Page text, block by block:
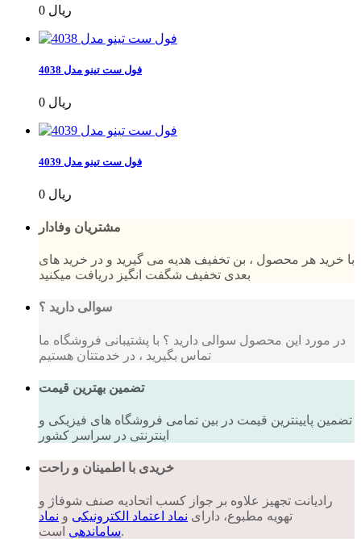
0 ریال
فول ست تینو مدل 4038
0 ریال
فول ست تینو مدل 4039
0 ریال
مشتریان وفادار
با خرید هر محصول ، بن تخفیف هدیه می گیرید و در خرید های
بعدی تخفیف شگفت انگیز دریافت میکنید
سوالی دارید ؟
در مورد این محصول سوالی دارید ؟ با پشتیبانی فروشگاه ما
تماس بگیرید ، در خدمتتان هستیم
تضمین بهترین قیمت
تضمین پایینترین قیمت در بین تمامی فروشگاه های فیزیکی و
اینترنتی در سراسر کشور
خریدی با اطمینان و راحت
رادیانت تجهیز علاوه بر جواز کسب اتحادیه صنف شوفاژ و
تهویه مطبوع، دارای نماد اعتماد الکترونیکی و نماد
ساماندهیاست.